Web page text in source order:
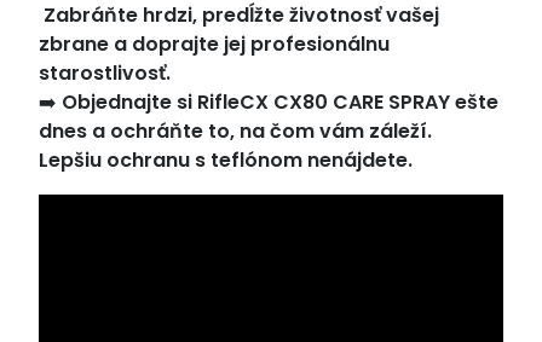
Zabráňte hrdzi, predĺžte životnosť vašej
zbrane a doprajte jej profesionálnu
starostlivosť.
➡️ Objednajte si RifleCX CX80 CARE SPRAY ešte
dnes a ochráňte to, na čom vám záleží.
Lepšiu ochranu s teflónom nenájdete.